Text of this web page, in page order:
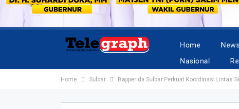
Home News
Nasional
Home Sulbar Bapperida Sulbar Perkuat Koordinasi Lintas